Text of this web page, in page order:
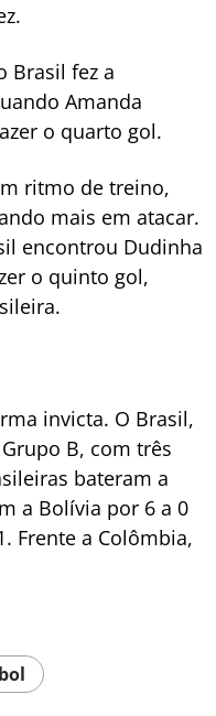
Brasil fez a
Amanda
o quarto gol.
ritmo de treino,
mais em atacar.
encontrou Dudinha
o quinto gol,
invicta. O Brasil,
B, com três
bateram a
a Bolívia por 6 a 0
Frente a Colômbia,